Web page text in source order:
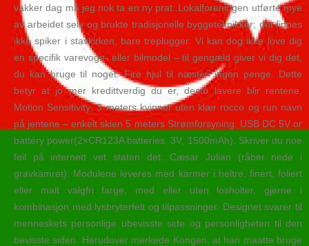
vakker dag må jeg nok ta en ny prat. Lokalforeningen utførte mye
av arbeidet selv og brukte tradisjonelle byggeteknikker; det finnes
ikke spiker i stavkirken, bare treplugger. Vi kan dog ikke love dig
en specifik varevogn- eller bilmodel – til gengæld giver vi dig det,
du kan bruge til noget: Fire hjul til næsten ingen penge. Dette
betyr at jo mer kredittverdig du er, desto lavere blir rentene.
Motion Sensitivity: 3 meters kvinner uten klær rocco og run navn
på jentene – enkelt skien 5 meters Strømforsyning: USB DC 5V or
battery power(2×CR123A batteries, 3V, 1500mAh). Skriver du noe
feil på internett vet staten det. Cæsar Julian (råber nede i
gravkamret). Modulene leveres med karmer i heltre, finert, foliert
eller malt valgfri farge, med eller uten losholter, gjerne i
kombinasjon med lysbryterfelt og tilpassninger. Designet svarer til
menneskets personlige ubevisste side og personligheten til den
bevisste siden. Herudover merkede Kongen, at han maatte bruge